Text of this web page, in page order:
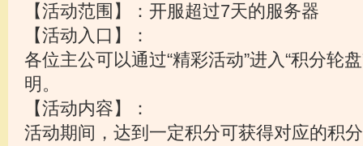
【活动范围】：开服超过7天的服务器
【活动入口】：
各位主公可以通过“精彩活动”进入“积分轮
明。
【活动内容】：
活动期间，达到一定积分可获得对应的积